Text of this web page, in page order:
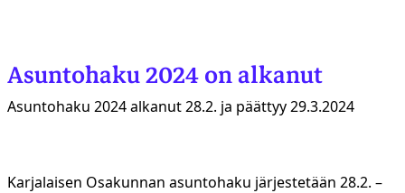
Asuntohaku 2024 on alkanut
Asuntohaku 2024 alkanut 28.2. ja päättyy 29.3.2024
Karjalaisen Osakunnan asuntohaku järjestetään 28.2. –